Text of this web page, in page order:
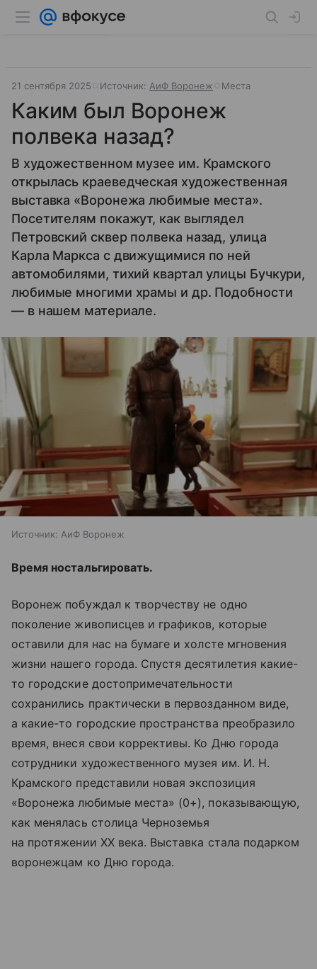
21 сентября 2025 Источник: АиФ Воронеж Места
Каким был Воронеж
полвека назад?
В художественном музее им. Крамского
открылась краеведческая художественная
выставка «Воронежа любимые места».
Посетителям покажут, как выглядел
Петровский сквер полвека назад, улица
Карла Маркса с движущимися по ней
автомобилями, тихий квартал улицы Бучкури,
любимые многими храмы и др. Подобности
— в нашем материале.
Источник: АиФ Воронеж
Время ностальгировать.
Воронеж побуждал к творчеству не одно
поколение живописцев и графиков, которые
оставили для нас на бумаге и холсте мгновения
жизни нашего города. Спустя десятилетия какие-
то городские достопримечательности
сохранились практически в первозданном виде,
а какие-то городские пространства преобразило
время, внеся свои коррективы. Ко Дню города
сотрудники художественного музея им. И. Н.
Крамского представили новая экспозиция
«Воронежа любимые места» (0+), показывающую,
как менялась столица Черноземья
на протяжении XX века. Выставка стала подарком
воронежцам ко Дню города.